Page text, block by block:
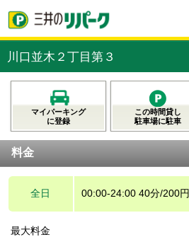
川口並木２丁目第３
マイパーキング
に登録
この時間貸し
駐車場に駐車
料金
全日 00:00-24:00 40分/200円
最大料金